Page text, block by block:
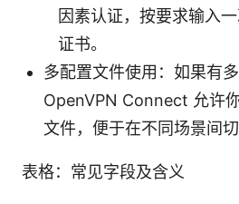
因素认证，按要求输入
证书。
多配置文件使用：如果有多
OpenVPN Connect 允许
文件，便于在不同场景间切
表格：常见字段及含义